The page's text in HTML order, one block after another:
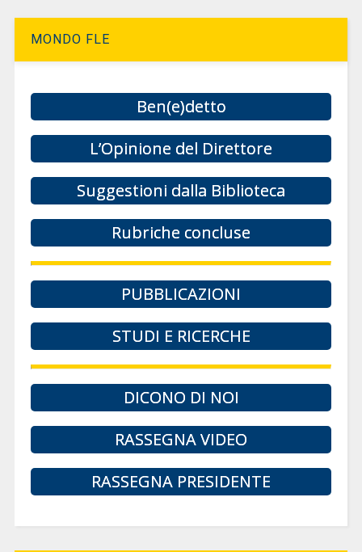
MONDO FLE
Ben(e)detto
L’Opinione del Direttore
Suggestioni dalla Biblioteca
Rubriche concluse
PUBBLICAZIONI
STUDI E RICERCHE
DICONO DI NOI
RASSEGNA VIDEO
RASSEGNA PRESIDENTE